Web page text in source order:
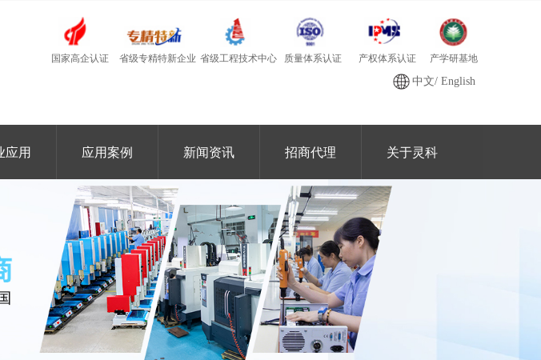
国家高企认证 省级专精特新企业 省级工程技术中心 质量体系认证 产权体系认证 产学研基地
中文/English
应用 应用案例 新闻资讯 招商代理 关于灵科